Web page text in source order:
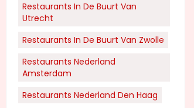
Restaurants In De Buurt Van
Utrecht
Restaurants In De Buurt Van Zwolle
Restaurants Nederland
Amsterdam
Restaurants Nederland Den Haag